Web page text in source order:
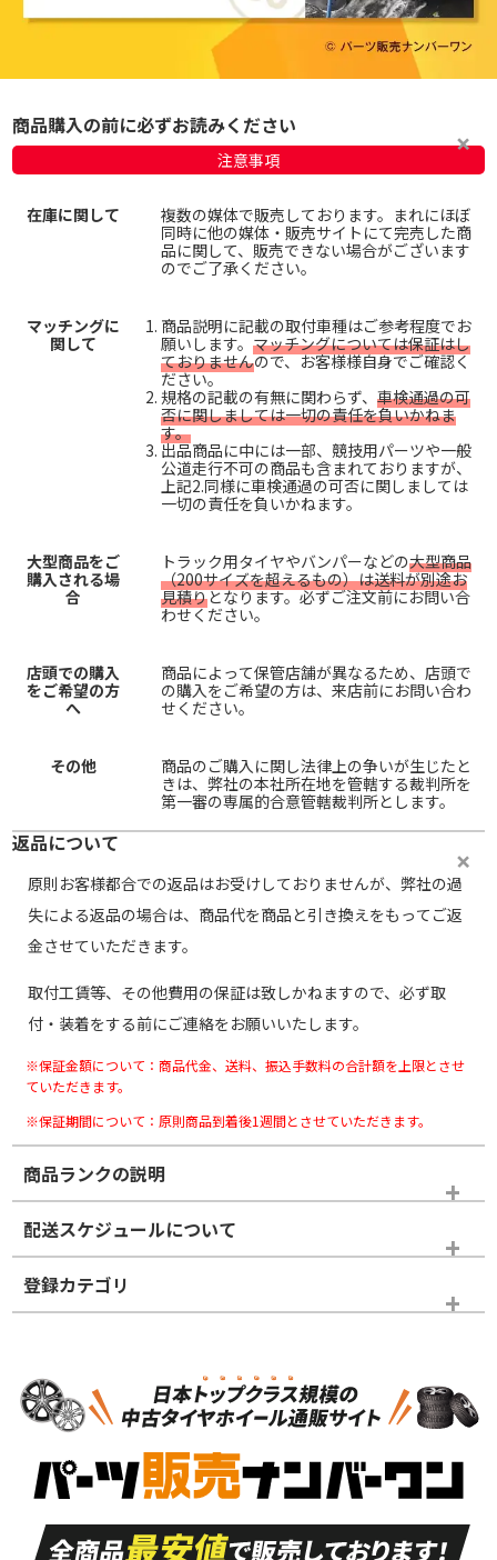
商品購入の前に必ずお読みください
注意事項
在庫に関して
複数の媒体で販売しております。まれにほぼ
同時に他の媒体・販売サイトにて完売した商
品に関して、販売できない場合がございます
のでご了承ください。
マッチングに
関して
商品説明に記載の取付車種はご参考程度でお
願いします。 マッチングについては保証はし
ておりませんので、お客様様自身でご確認く
ださい。
規格の記載の有無に関わらず、 車検通過の可
否に関しましては一切の責任を負いかねま
す。
出品商品に中には一部、競技用パーツや一般
公道走行不可の商品も含まれておりますが、
上記2.同様に車検通過の可否に関しましては
一切の責任を負いかねます。
大型商品をご
購入される場
合
トラック用タイヤやバンパーなどの大型商品
（200サイズを超えるもの）は送料が別途お
見積りとなります。必ずご注文前にお問い合
わせください。
店頭での購入
をご希望の方
へ
商品によって保管店舗が異なるため、店頭で
の購入をご希望の方は、来店前にお問い合わ
せください。
その他
商品のご購入に関し法律上の争いが生じたと
きは、弊社の本社所在地を管轄する裁判所を
第一審の専属的合意管轄裁判所とします。
返品について
原則お客様都合での返品はお受けしておりませんが、弊社の過
失による返品の場合は、商品代を商品と引き換えをもってご返
金させていただきます。
取付工賃等、その他費用の保証は致しかねますので、必ず取
付・装着をする前にご連絡をお願いいたします。
※保証金額について：商品代金、送料、振込手数料の合計額を上限とさせ
ていただきます。
※保証期間について：原則商品到着後1週間とさせていただきます。
商品ランクの説明
※商品ランクは出品者の主観により判断しておりますので、あら
かじめご了承ください。
ホイールランク
S
品）
S
新車外し品（新古
付き
A
走行距離も少なく、
目立つ傷もほとんど
A
走行距離も少なく、
非常に状態の良い中
配送スケジュールについて
登録カテゴリ
スタッドレスタイヤホイールセット